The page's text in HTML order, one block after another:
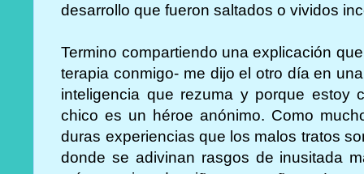
desarrollo que fueron saltados o vividos
Termino compartiendo una explicación
terapia conmigo- me dijo el otro día en
inteligencia que rezuma y porque estoy
chico es un héroe anónimo. Como
duras experiencias que los malos tratos
donde se adivinan rasgos de inusitada